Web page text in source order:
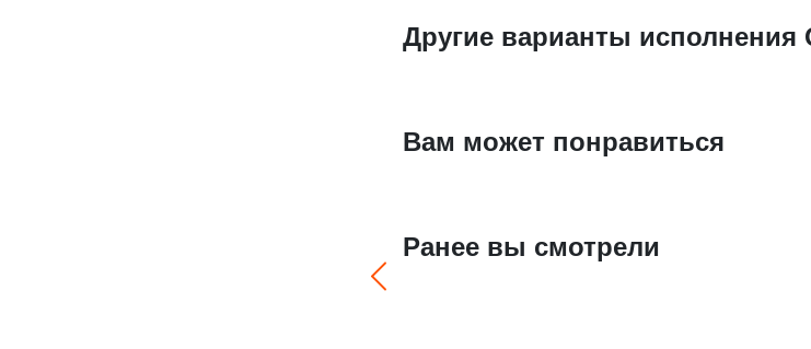
Другие варианты исполнения
Вам может понравиться
Ранее вы смотрели